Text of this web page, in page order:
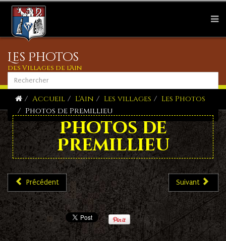
Les Photos
des Villages de l'Ain
Accueil L'Ain Les villages
Les Photos
Photos de Premillieu
Photos de
Premillieu
Précédent Suivant